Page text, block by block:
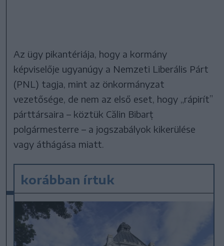
Az ügy pikantériája, hogy a kormány
képviselője ugyanúgy a Nemzeti Liberális Párt
(PNL) tagja, mint az önkormányzat
vezetősége, de nem az első eset, hogy „rápirít”
párttársaira – köztük Călin Bibarț
polgármesterre – a jogszabályok kikerülése
vagy áthágása miatt.
korábban írtuk